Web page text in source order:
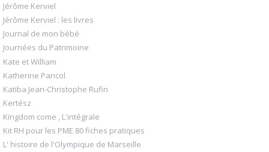
Jérôme Kerviel
Jérôme Kerviel : les livres
Journal de mon bébé
Journées du Patrimoine
Kate et William
Katherine Pancol
Katiba Jean-Christophe Rufin
Kertész
Kingdom come , L'intégrale
Kit RH pour les PME 80 fiches pratiques
L' histoire de l'Olympique de Marseille